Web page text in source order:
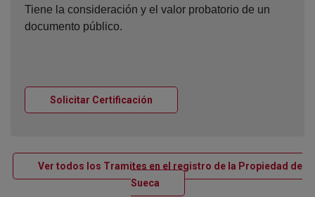
Tiene la consideración y el valor probatorio de un
documento público.
Solicitar Certificación
Ver todos los Tramites en el registro de la Propiedad de
SuecaVentana nueva